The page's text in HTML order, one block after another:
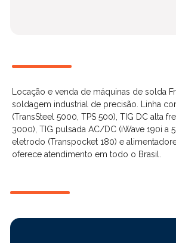
Locação e venda de máquinas de solda
soldagem industrial de precisão. Linha
(TransSteel 5000, TPS 500), TIG DC alta
3000), TIG pulsada AC/DC (iWave 190i a
eletrodo (Transpocket 180) e
oferece atendimento em todo o Brasil.